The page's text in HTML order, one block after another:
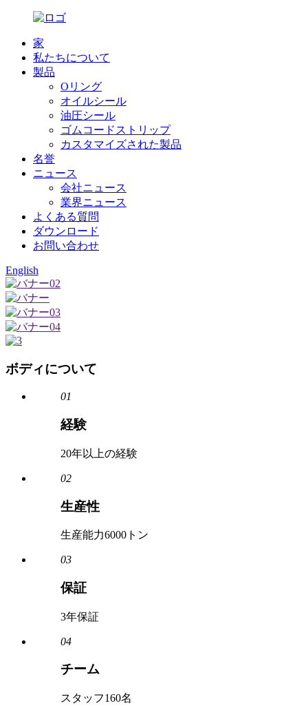
家
私たちについて
製品
Oリング
オイルシール
油圧シール
ゴムコードストリップ
カスタマイズされた製品
名誉
ニュース
会社ニュース
業界ニュース
よくある質問
ダウンロード
お問い合わせ
English
ボディについて
01
経験
20年以上の経験
02
生産性
生産能力6000トン
03
保証
3年保証
04
チーム
スタッフ160名